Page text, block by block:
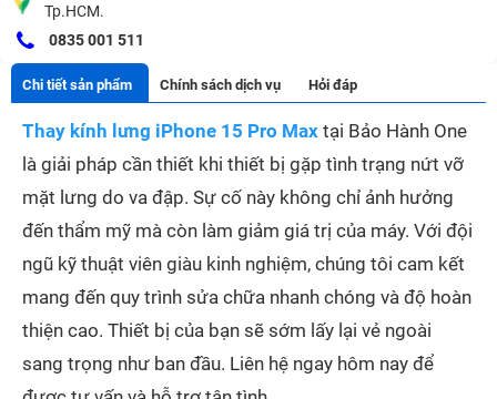
Tp.HCM.
0835 001 511
Chi tiết sản phẩm Chính sách dịch vụ Hỏi đáp
Thay kính lưng iPhone 15 Pro Max tại Bảo Hành One
là giải pháp cần thiết khi thiết bị gặp tình trạng nứt vỡ
mặt lưng do va đập. Sự cố này không chỉ ảnh hưởng
đến thẩm mỹ mà còn làm giảm giá trị của máy. Với đội
ngũ kỹ thuật viên giàu kinh nghiệm, chúng tôi cam kết
mang đến quy trình sửa chữa nhanh chóng và độ hoàn
thiện cao. Thiết bị của bạn sẽ sớm lấy lại vẻ ngoài
sang trọng như ban đầu. Liên hệ ngay hôm nay để